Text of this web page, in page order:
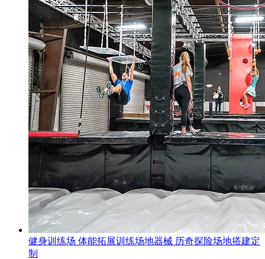
健身训练场 体能拓展训练场地器械 历奇探险场地搭建定
制